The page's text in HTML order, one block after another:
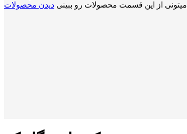
میتونی از این قسمت محصولات رو ببینی